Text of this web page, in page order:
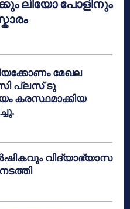
ലിയോ പോളിനും
മേഖല
പ്ലസ് ടു
കരസ്ഥമാക്കിയ
വിദ്യാഭ്യാസ